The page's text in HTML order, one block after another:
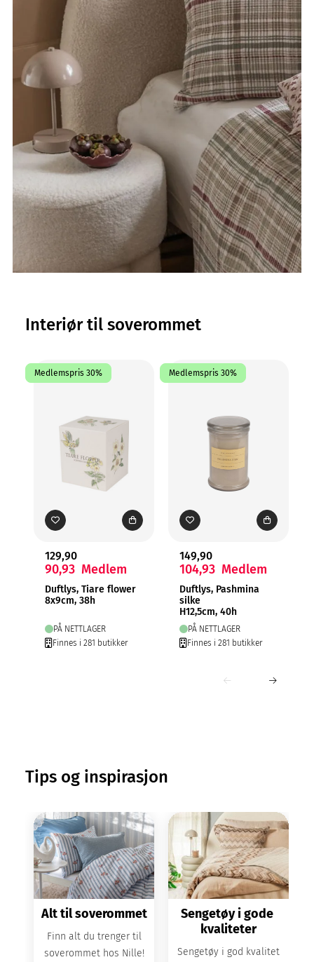
Kjøp belysning
Interiør til soverommet
Medlemspris 30%
90,93 Medlem
129,90
Duftlys, Tiare flower
8x9cm, 38h
PÅ NETTLAGER
Finnes i 281 butikker
Medlemspris 30%
104,93 Medlem
149,90
Duftlys, Pashmina
silke
H12,5cm, 40h
PÅ NETTLAGER
Finnes i 281 butikker
Tips og inspirasjon
Alt til soverommet
Finn alt du trenger til
soverommet hos Nille!
Sengetøy i gode
kvaliteter
Sengetøy i god kvalitet